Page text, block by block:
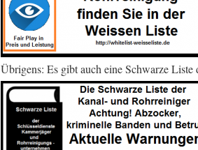
Übrigens: Es gibt auch eine Schwarze